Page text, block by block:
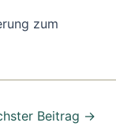
zum
Beitrag →